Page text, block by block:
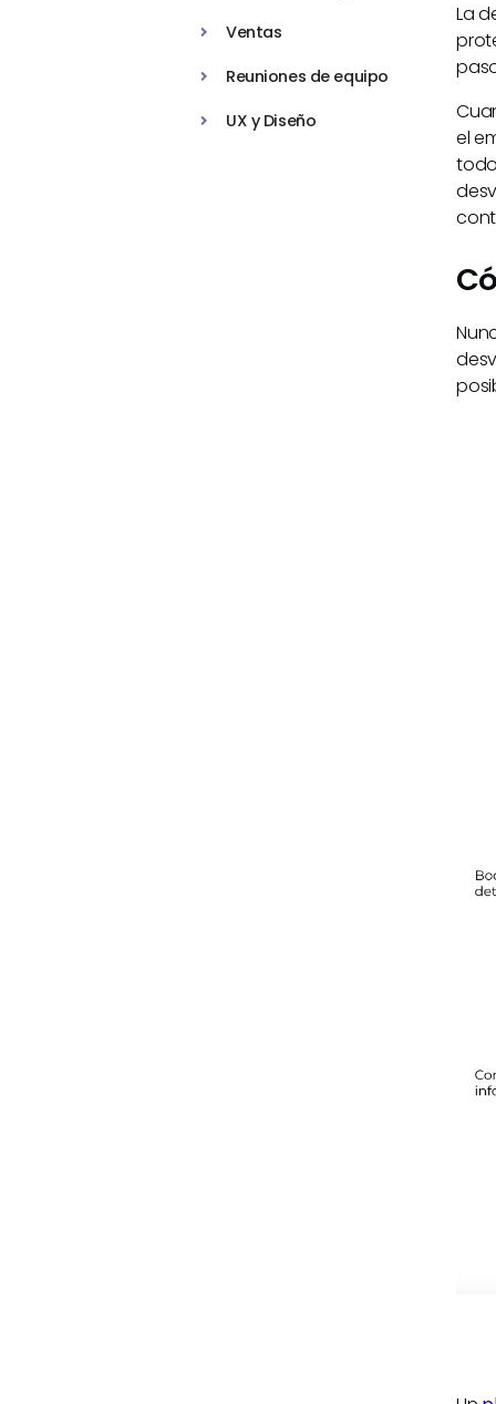
Ventas
Reuniones de equipo
UX y Diseño
La
el